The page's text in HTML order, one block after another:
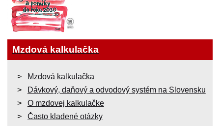
Mzdová kalkulačka
Mzdová kalkulačka
Dávkový, daňový a odvodový systém na Slovensku
O mzdovej kalkulačke
Často kladené otázky